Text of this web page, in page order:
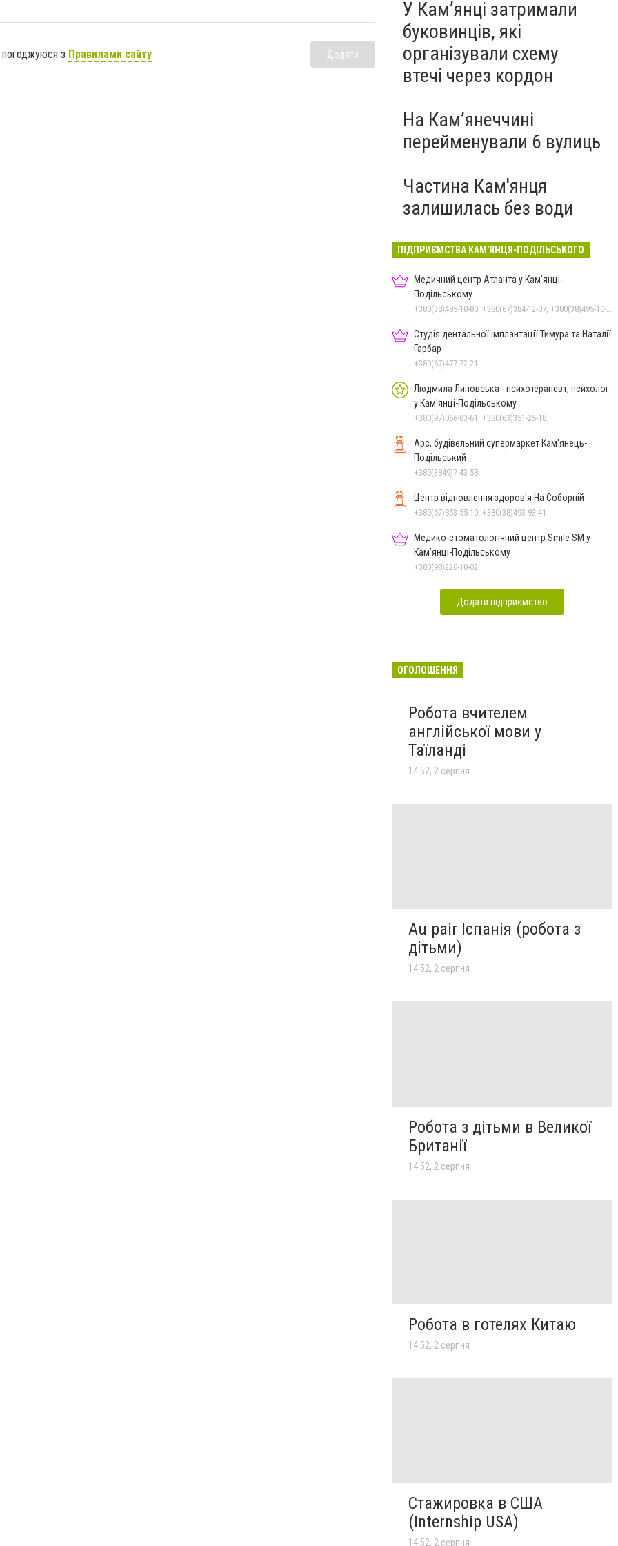
з Правилами сайту Додати
У Кам’янці затримали
буковинців, які
організували схему
втечі через кордон
На Камʼянеччині
перейменували 6 вулиць
Частина Кам'янця
залишилась без води
ПІДПРИЄМСТВА КАМ'ЯНЦЯ-ПОДІЛЬСЬКОГО
Медичний центр Атланта у Кам’янці-
Подільському
+380(38)495-10-80, +380(67)384-12-07, +380(38)495-10-70
Студія дентальної імплантації Тимура та Наталії
Гарбар
+380(67)477-72-21
Людмила Липовська - психотерапевт, психолог
у Кам'янці-Подільському
+380(97)066-83-61, +380(63)351-25-18
Арс, будівельний супермаркет Кам'янець-
Подільський
+380(3849)7-43-58
Центр відновлення здоров'я На Соборній
+380(67)853-55-10, +380(38)493-93-41
Медико-стоматологічний центр Smile SM у
Кам’янці-Подільському
+380(98)220-10-02
Додати підприємство
ОГОЛОШЕННЯ
Робота вчителем
англійської мови у
Таїланді
14:52, 2 серпня
Au pair Іспанія (робота з
дітьми)
14:52, 2 серпня
Робота з дітьми в Великої
Британії
14:52, 2 серпня
Робота в готелях Китаю
14:52, 2 серпня
Стажировка в США
(Internship USA)
14:52, 2 серпня